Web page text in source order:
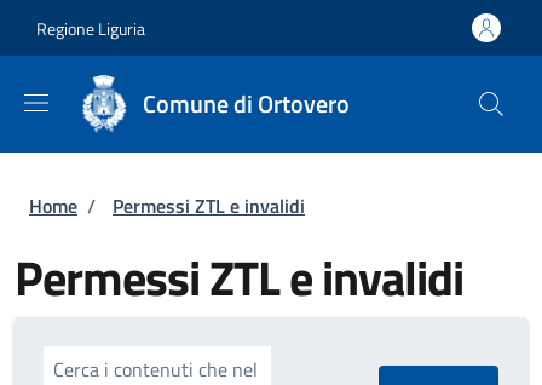
Regione Liguria
Comune di Ortovero
Briciole di pane
Home / Permessi ZTL e invalidi
Permessi ZTL e invalidi
Cerca i contenuti che nel